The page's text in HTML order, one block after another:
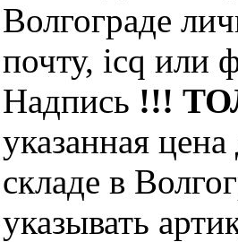
Волгограде
почту, icq или
Надпись !!!
указанная
складе в
указывать